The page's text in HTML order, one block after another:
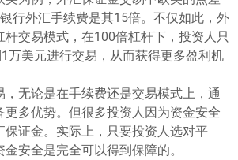
行外汇手续费是其15倍。不仅如此，外
交易模式，在100倍杠杆下，投资人只
万美元进行交易，从而获得更多盈利机
，无论是在手续费还是交易模式上，通
多优势。但很多投资人因为资金安全
保证金。实际上，只要投资人选对平
安全是完全可以得到保障的。